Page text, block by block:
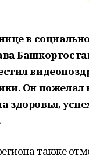
в
Он пожелал
здоровья,
также